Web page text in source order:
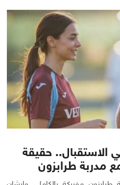
الاستقبال.. حقيقة
مدربة طرابزون